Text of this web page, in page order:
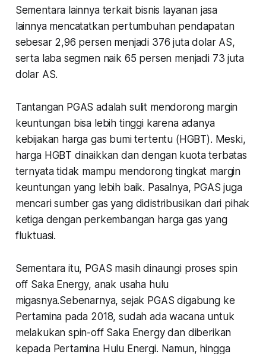
Sementara lainnya terkait bisnis layanan jasa
lainnya mencatatkan pertumbuhan pendapatan
sebesar 2,96 persen menjadi 376 juta dolar AS,
serta laba segmen naik 65 persen menjadi 73 juta
dolar AS.
Tantangan PGAS adalah sulit mendorong margin
keuntungan bisa lebih tinggi karena adanya
kebijakan harga gas bumi tertentu (HGBT). Meski,
harga HGBT dinaikkan dan dengan kuota terbatas
ternyata tidak mampu mendorong tingkat margin
keuntungan yang lebih baik. Pasalnya, PGAS juga
mencari sumber gas yang didistribusikan dari pihak
ketiga dengan perkembangan harga gas yang
fluktuasi.
Sementara itu, PGAS masih dinaungi proses spin
off Saka Energy, anak usaha hulu
migasnya.Sebenarnya, sejak PGAS digabung ke
Pertamina pada 2018, sudah ada wacana untuk
melakukan spin-off Saka Energy dan diberikan
kepada Pertamina Hulu Energi. Namun, hingga